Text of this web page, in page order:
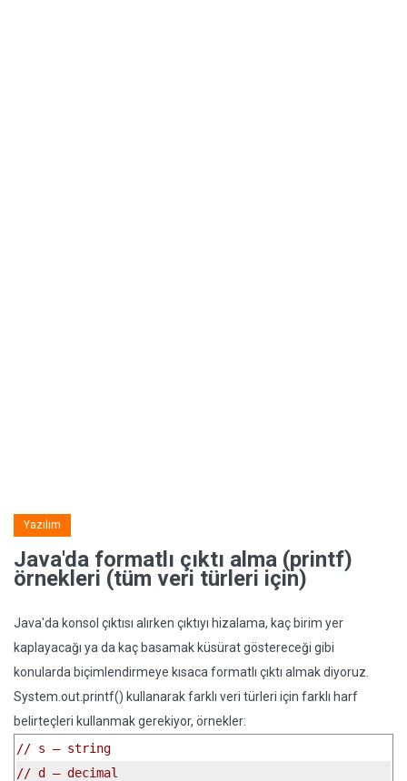
Yazılım
Java'da formatlı çıktı alma (printf)
örnekleri (tüm veri türleri için)
Java'da konsol çıktısı alırken çıktıyı hizalama, kaç birim yer
kaplayacağı ya da kaç basamak küsürat göstereceği gibi
konularda biçimlendirmeye kısaca formatlı çıktı almak diyoruz.
System.out.printf() kullanarak farklı veri türleri için farklı harf
belirteçleri kullanmak gerekiyor, örnekler:
// s – string
// d – decimal